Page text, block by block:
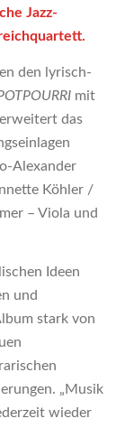
Jazz-
den lyrisch-
mit
das
Alexander
Köhler /
– Viola und
Ideen
und
stark von
„Musik
wieder